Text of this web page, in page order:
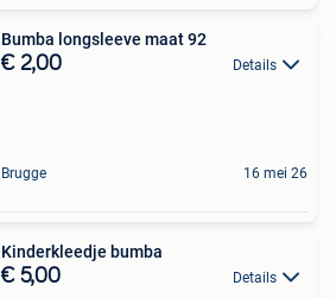
Bumba longsleeve maat 92
€ 2,00 Details
Brugge 16 mei 26
Kinderkleedje bumba
€ 5,00 Details